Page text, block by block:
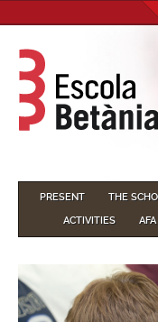
PRESENT THE
ACTIVITIES
AFA